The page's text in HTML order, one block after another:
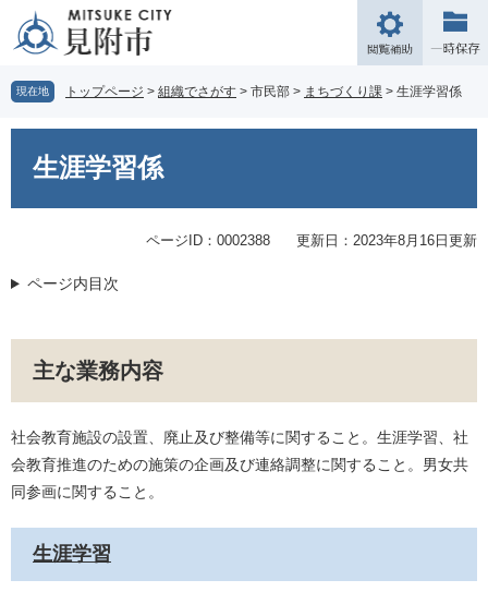
の
先
頭
ー
を
飛
閲
覧
補
現在地 トップページ > 組織でさがす > 市民部 > まちづくり課 > 生涯学習係
生涯学習係
ページID：0002388 更新日：2023年8月16日更新
ページ内目次
主な業務内容
社会教育施設の設置、廃止及び整備等に関すること。生涯学習、社
会教育推進のための施策の企画及び連絡調整に関すること。男女共
同参画に関すること。
生涯学習